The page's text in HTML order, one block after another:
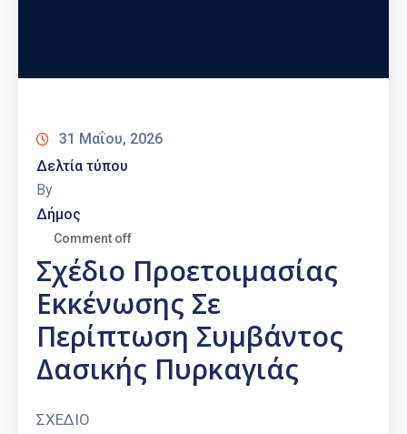
31 Μαΐου, 2026
Δελτία τύπου
By
Δήμος
Comment off
Σχέδιο Προετοιμασίας
Εκκένωσης Σε
Περίπτωση Συμβάντος
Δασικής Πυρκαγιάς
ΣΧΕΔΙΟ